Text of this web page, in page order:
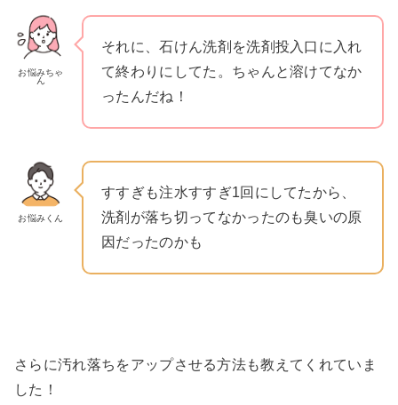
お悩みちゃ
ん
それに、石けん洗剤を洗剤投入口に入れ
て終わりにしてた。ちゃんと溶けてなか
ったんだね！
お悩みくん
すすぎも注水すすぎ1回にしてたから、
洗剤が落ち切ってなかったのも臭いの原
因だったのかも
さらに汚れ落ちをアップさせる方法も教えてくれていま
した！